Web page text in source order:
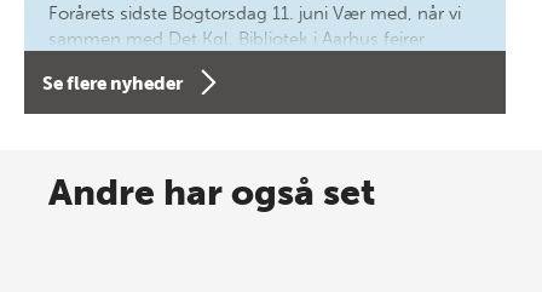
Forårets sidste Bogtorsdag 11. juni Vær med, når vi
sammen med Det Kgl. Bibliotek i Aarhus fejrer
forfatterne bag vores nyes…
Spar op til 70% til sommer-
Se flere nyheder
Andre har også set